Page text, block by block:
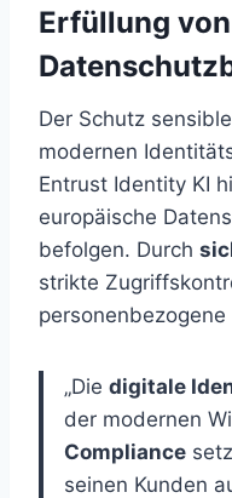
Erfüllung von
Der Schutz
modernen
Entrust Identity KI
europäische
befolgen. Durch
strikte
„Die digitale
der modernen
Compliance
seinen Kunden